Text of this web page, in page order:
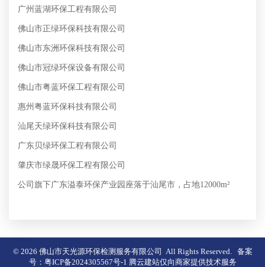
广州蓝湖环保工程有限公司
佛山市正绿环保科技有限公司
佛山市东洲环保科技有限公司
佛山市冠绿环保设备有限公司
佛山市粤蓝环保工程有限公司
惠州粤蓝环保科技有限公司
汕尾天绿环保科技有限公司
广东贝绿环保工程有限公司
肇庆市绿晟环保工程有限公司
公司旗下广东溢泰环保产业园座落于汕尾市，占地12000m²
© 2026 佛山市天光源环保检测服务有限公司 All Rights Reserved. 备案
号： 粤ICP备2024305567号-1 腾云建站仅向商家提供技术服务